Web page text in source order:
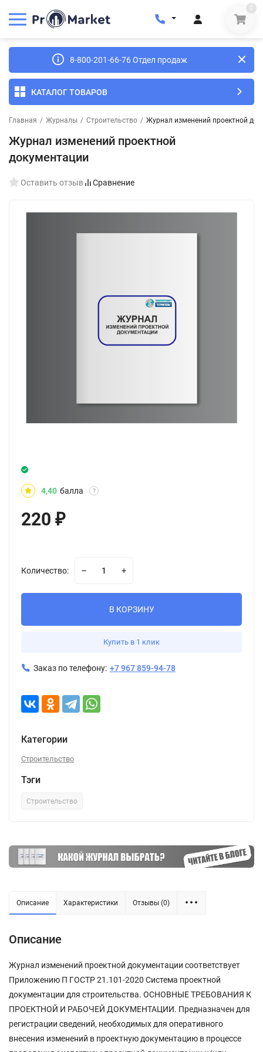
0
8-800-201-66-76 Отдел продаж
КАТАЛОГ ТОВАРОВ
Главная / Журналы / Строительство / Журнал изменений проектной
Журнал изменений проектной
документации
Оставить отзыв Сравнение
4,40 балла ?
220 ₽
Количество:
В КОРЗИНУ
Купить в 1 клик
Заказ по телефону: +7 967 859-94-78
Категории
Строительство
Тэги
Строительство
Описание Характеристики Отзывы (0)
Описание
Журнал изменений проектной документации соответствует
Приложению П ГОСТР 21.101-2020 Система проектной
документации для строительства. ОСНОВНЫЕ ТРЕБОВАНИЯ К
ПРОЕКТНОЙ И РАБОЧЕЙ ДОКУМЕНТАЦИИ. Предназначен для
регистрации сведений, необходимых для оперативного
внесения изменений в проектную документацию в процессе